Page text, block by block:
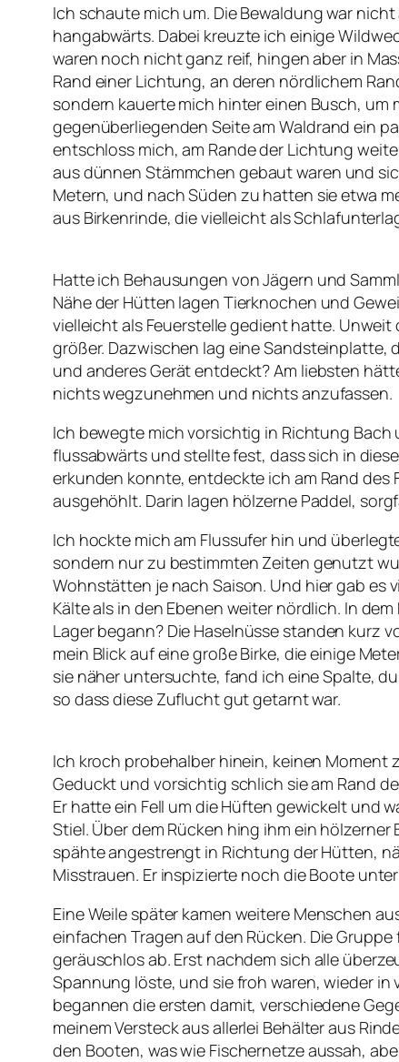
Ich schaute mich um. Die Bewaldung war
hangabwärts. Dabei kreuzte ich einige
waren noch nicht ganz reif, hingen aber in
Rand einer Lichtung, an deren nördlichem
sondern kauerte mich hinter einen Busch, um
gegenüberliegenden Seite am Waldrand ein
entschloss mich, am Rande der Lichtung
aus dünnen Stämmchen gebaut waren und
Metern, und nach Süden zu hatten sie etwa
aus Birkenrinde, die vielleicht als
Hatte ich Behausungen von Jägern und
Nähe der Hütten lagen Tierknochen und
vielleicht als Feuerstelle gedient hatte.
größer. Dazwischen lag eine
und anderes Gerät entdeckt? Am liebsten
nichts wegzunehmen und nichts anzufassen.
Ich bewegte mich vorsichtig in Richtung
flussabwärts und stellte fest, dass sich in
erkunden konnte, entdeckte ich am Rand des
ausgehöhlt. Darin lagen hölzerne Paddel,
Ich hockte mich am Flussufer hin und
sondern nur zu bestimmten Zeiten genutzt
Wohnstätten je nach Saison. Und hier gab es
Kälte als in den Ebenen weiter nördlich. In
Lager begann? Die Haselnüsse standen kurz
mein Blick auf eine große Birke, die einige
sie näher untersuchte, fand ich eine Spalte,
so dass diese Zuflucht gut getarnt war.
Ich kroch probehalber hinein, keinen
Geduckt und vorsichtig schlich sie am Rand
Er hatte ein Fell um die Hüften gewickelt und
Stiel. Über dem Rücken hing ihm ein
spähte angestrengt in Richtung der Hütten,
Misstrauen. Er inspizierte noch die Boote
Eine Weile später kamen weitere Menschen
einfachen Tragen auf den Rücken. Die
geräuschlos ab. Erst nachdem sich alle
Spannung löste, und sie froh waren, wieder
begannen die ersten damit, verschiedene
meinem Versteck aus allerlei Behälter aus
den Booten, was wie Fischernetze aussah,